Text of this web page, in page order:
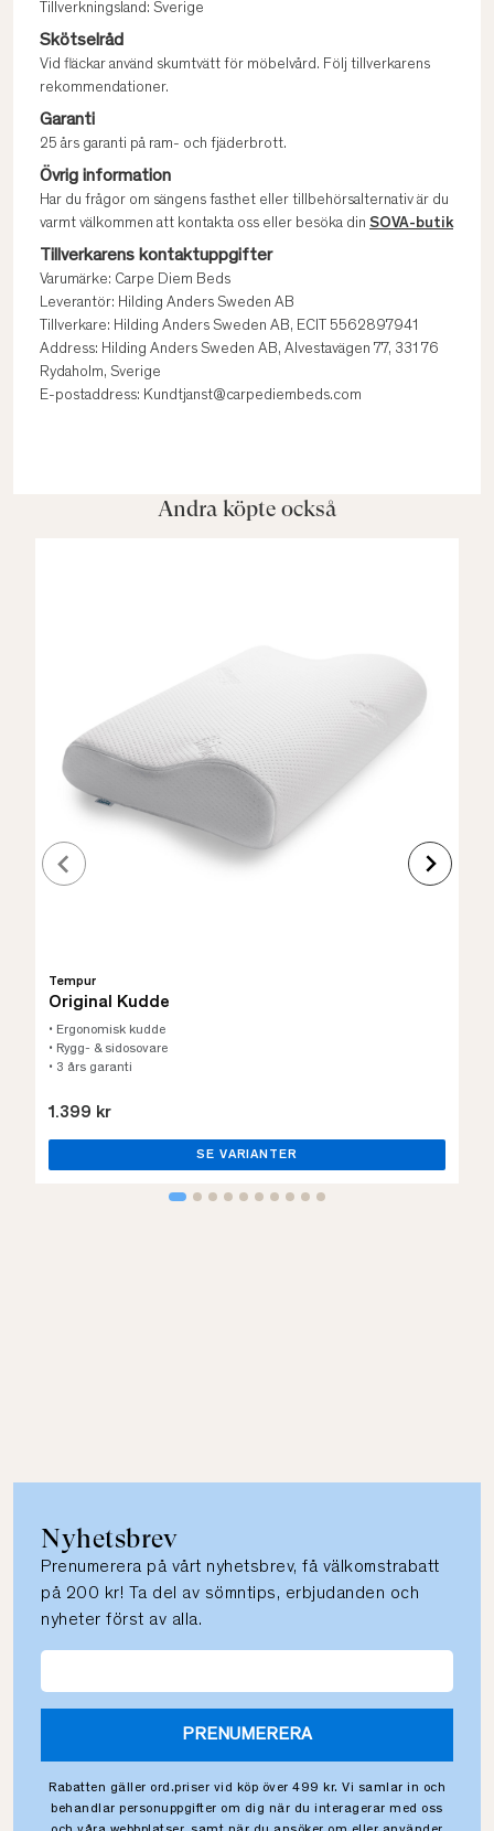
Tillverkningsland: Sverige
Skötselråd
Vid fläckar använd skumtvätt för möbelvård. Följ tillverkarens
rekommendationer.
Garanti
25 års garanti på ram- och fjäderbrott.
Övrig information
Har du frågor om sängens fasthet eller tillbehörsalternativ är du
varmt välkommen att kontakta oss eller besöka din SOVA-butik
Tillverkarens kontaktuppgifter
Varumärke: Carpe Diem Beds
Leverantör: Hilding Anders Sweden AB
Tillverkare: Hilding Anders Sweden AB, ECIT 5562897941
Address: Hilding Anders Sweden AB, Alvestavägen 77, 331 76
Rydaholm, Sverige
E-postaddress: Kundtjanst@carpediembeds.com
Andra köpte också
Tempur
Original Kudde
• Ergonomisk kudde
• Rygg- & sidosovare
• 3 års garanti
1.399 kr
SE VARIANTER
Nyhetsbrev
Prenumerera på vårt nyhetsbrev, få välkomstrabatt
på 200 kr! Ta del av sömntips, erbjudanden och
nyheter först av alla.
PRENUMERERA
Rabatten gäller ord.priser vid köp över 499 kr. Vi samlar in och
behandlar personuppgifter om dig när du interagerar med oss